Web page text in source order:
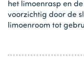
het limoenrasp en de
voorzichtig door de
limoenroom tot